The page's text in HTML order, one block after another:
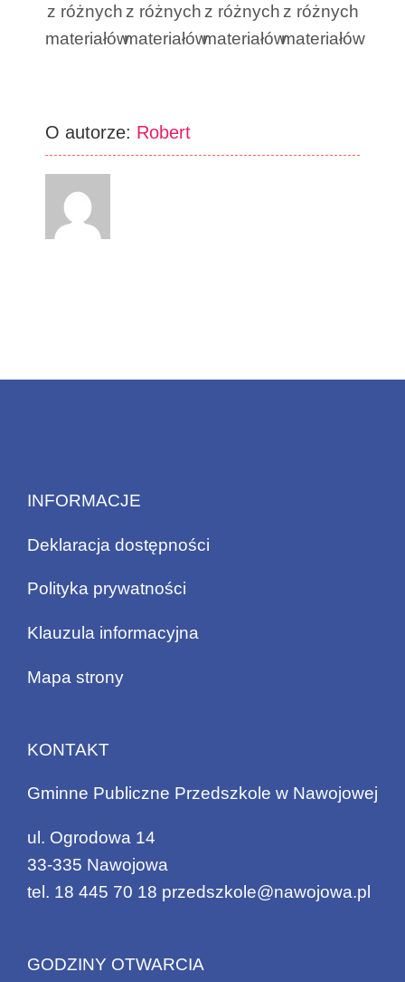
z różnych
materiałów
z różnych
materiałów
z różnych
materiałów
z różnych
materiałów
O autorze: Robert
INFORMACJE
Deklaracja dostępności
Polityka prywatności
Klauzula informacyjna
Mapa strony
KONTAKT
Gminne Publiczne Przedszkole w Nawojowej
ul. Ogrodowa 14
33-335 Nawojowa
tel. 18 445 70 18 przedszkole@nawojowa.pl
GODZINY OTWARCIA